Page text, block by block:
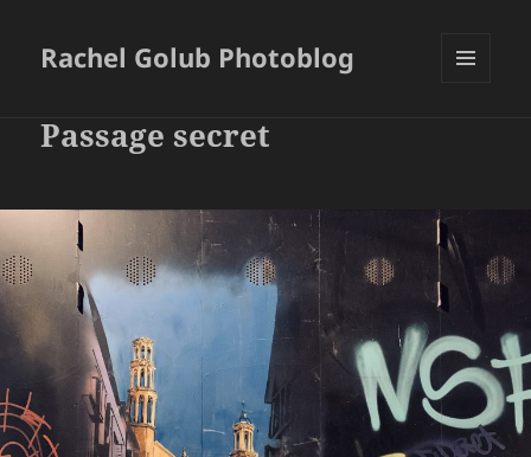
Rachel Golub Photoblog
Passage secret